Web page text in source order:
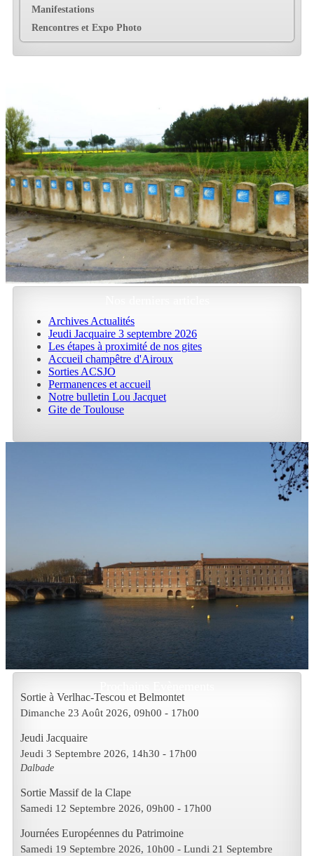
Manifestations
Rencontres et Expo Photo
Archives Actualités
Jeudi Jacquaire 3 septembre 2026
Les étapes à proximité de nos gites
Accueil champêtre d'Airoux
Sorties ACSJO
Permanences et accueil
Notre bulletin Lou Jacquet
Gite de Toulouse
Sortie à Verlhac-Tescou et Belmontet
Dimanche 23 Août 2026, 09h00 - 17h00
Jeudi Jacquaire
Jeudi 3 Septembre 2026, 14h30 - 17h00
Dalbade
Sortie Massif de la Clape
Samedi 12 Septembre 2026, 09h00 - 17h00
Journées Européennes du Patrimoine
Samedi 19 Septembre 2026, 10h00 - Lundi 21 Septembre